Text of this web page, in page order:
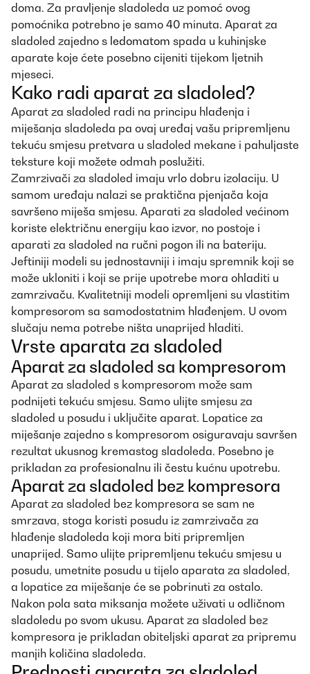
doma. Za pravljenje sladoleda uz pomoć ovog
pomoćnika potrebno je samo 40 minuta. Aparat za
sladoled zajedno s ledomatom spada u kuhinjske
aparate koje ćete posebno cijeniti tijekom ljetnih
mjeseci.
Kako radi aparat za sladoled?
Aparat za sladoled radi na principu hlađenja i
miješanja sladoleda pa ovaj uređaj vašu pripremljenu
tekuću smjesu pretvara u sladoled mekane i pahuljaste
teksture koji možete odmah poslužiti.
Zamrzivači za sladoled imaju vrlo dobru izolaciju. U
samom uređaju nalazi se praktična pjenjača koja
savršeno miješa smjesu. Aparati za sladoled većinom
koriste električnu energiju kao izvor, no postoje i
aparati za sladoled na ručni pogon ili na bateriju.
Jeftiniji modeli su jednostavniji i imaju spremnik koji se
može ukloniti i koji se prije upotrebe mora ohladiti u
zamrzivaču. Kvalitetniji modeli opremljeni su vlastitim
kompresorom sa samodostatnim hlađenjem. U ovom
slučaju nema potrebe ništa unaprijed hladiti.
Vrste aparata za sladoled
Aparat za sladoled sa kompresorom
Aparat za sladoled s kompresorom može sam
podnijeti tekuću smjesu. Samo ulijte smjesu za
sladoled u posudu i uključite aparat. Lopatice za
miješanje zajedno s kompresorom osiguravaju savršen
rezultat ukusnog kremastog sladoleda. Posebno je
prikladan za profesionalnu ili čestu kućnu upotrebu.
Aparat za sladoled bez kompresora
Aparat za sladoled bez kompresora se sam ne
smrzava, stoga koristi posudu iz zamrzivača za
hlađenje sladoleda koji mora biti pripremljen
unaprijed. Samo ulijte pripremljenu tekuću smjesu u
posudu, umetnite posudu u tijelo aparata za sladoled,
a lopatice za miješanje će se pobrinuti za ostalo.
Nakon pola sata miksanja možete uživati ​​u odličnom
sladoledu po svom ukusu. Aparat za sladoled bez
kompresora je prikladan obiteljski aparat za pripremu
manjih količina sladoleda.